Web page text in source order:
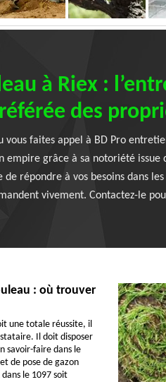
à Riex :
des
faites appel à BD Pro
grâce à sa notoriété issue
répondre à vos besoins dans
vivement. Contactez-le
: où trouver
une totale réussite, il
Il doit disposer
savoir-faire dans le
de pose de gazon
le 1097 soit